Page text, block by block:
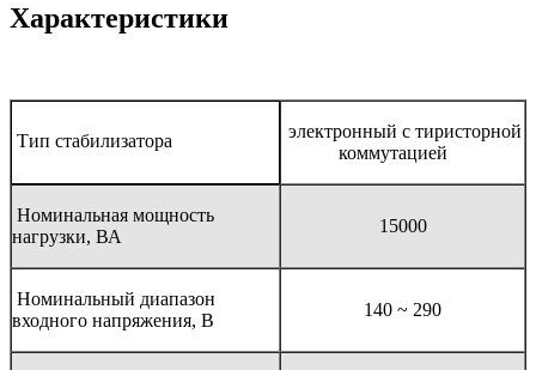
Характеристики
Тип стабилизатора
электронный с тиристорной
коммутацией
Номинальная мощность
нагрузки, ВА
15000
Номинальный диапазон
входного напряжения, В
140 ~ 290